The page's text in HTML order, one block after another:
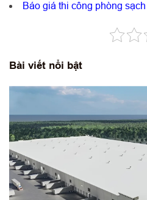
Báo giá thi công phòng
Bài viết nổi bật